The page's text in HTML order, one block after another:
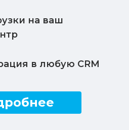
на ваш
в любую CRM